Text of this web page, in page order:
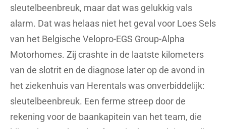
sleutelbeenbreuk, maar dat was gelukkig vals
alarm. Dat was helaas niet het geval voor Loes Sels
van het Belgische Velopro-EGS Group-Alpha
Motorhomes. Zij crashte in de laatste kilometers
van de slotrit en de diagnose later op de avond in
het ziekenhuis van Herentals was onverbiddelijk:
sleutelbeenbreuk. Een ferme streep door de
rekening voor de baankapitein van het team, die